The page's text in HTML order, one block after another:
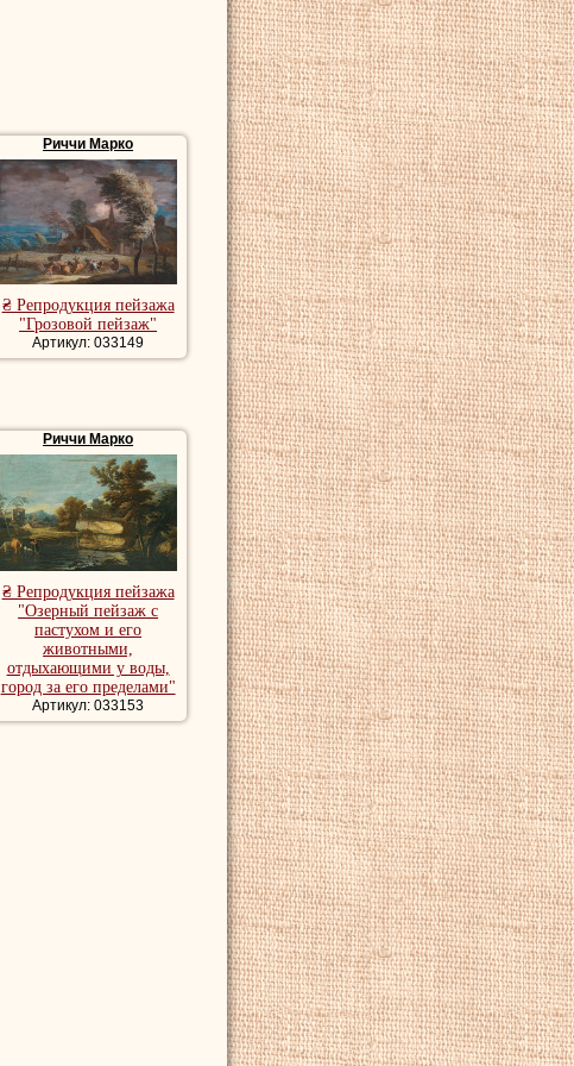
Риччи Марко
₴ Репродукция пейзажа
"Грозовой пейзаж"
Артикул: 033149
Риччи Марко
₴ Репродукция пейзажа
"Озерный пейзаж с
пастухом и его
животными,
отдыхающими у воды,
город за его пределами"
Артикул: 033153